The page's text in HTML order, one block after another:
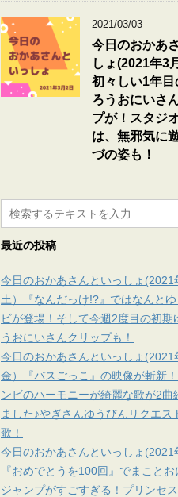
2021/03/03
今日のおかあ
しょ(2021年3
初々しい1年目
ろうおにいさ
プが！スタジ
は、無邪気に
づの姿も！
最近の投稿
今日のおかあさんといっしょ(2021
土）『なんだっけ!?』ではなんと
ビが登場！そして今週2度目の初期
うおにいさんクリップも！
今日のおかあさんといっしょ(2021
金）『バスごっこ』の映像が斬新
ンビのハーモニーが綺麗な歌が2曲
ました♪やぎさんゆうびんリクエス
歌！
今日のおかあさんといっしょ(2021
『おめでとうを100回』でまこと
ジャンプがすごすぎる！プリンセ